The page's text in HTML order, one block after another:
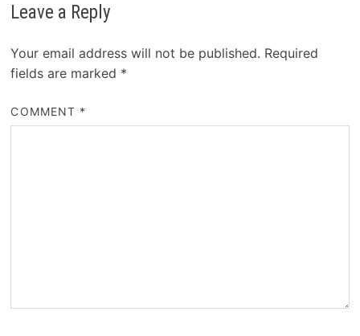
Leave a Reply
Your email address will not be published. Required
fields are marked *
COMMENT *